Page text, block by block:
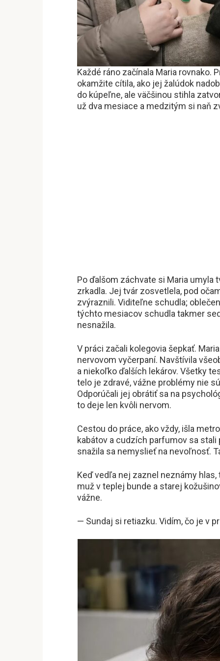
Každé ráno začínala Maria rovnako.
okamžite cítila, ako jej žalúdok
do kúpeľne, ale väčšinou stihla
už dva mesiace a medzitým si naň
Po ďalšom záchvate si Maria umyla
zrkadla. Jej tvár zosvetlela, pod
zvýraznili. Viditeľne schudla;
týchto mesiacov schudla takmer
nesnažila.
V práci začali kolegovia šepkať.
nervovom vyčerpaní. Navštívila
a niekoľko ďalších lekárov. Všetky
telo je zdravé, vážne problémy nie
Odporúčali jej obrátiť sa na
to deje len kvôli nervom.
Cestou do práce, ako vždy, išla
kabátov a cudzích parfumov sa stali
snažila sa nemyslieť na nevoľnosť.
Keď vedľa nej zaznel neznámy
muž v teplej bunde a starej
vážne.
— Sundaj si retiazku. Vidím, čo je v